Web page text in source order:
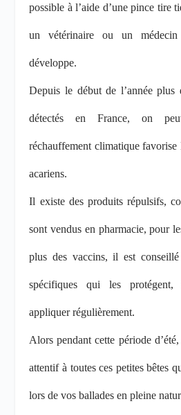
possible à l’aide d’une pince tire
un vétérinaire ou un
développe.
Depuis le début de l’année
détectés en France, on
réchauffement climatique
acariens.
Il existe des produits répulsifs,
sont vendus en pharmacie, pour
plus des vaccins, il est conseillé
spécifiques qui les
appliquer régulièrement.
Alors pendant cette période
attentif à toutes ces petites bêtes
lors de vos ballades en pleine